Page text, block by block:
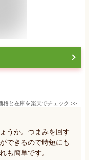
格と在庫を楽天でチェック >>
うか。つまみを回す
できるので時短にも
も簡単です。